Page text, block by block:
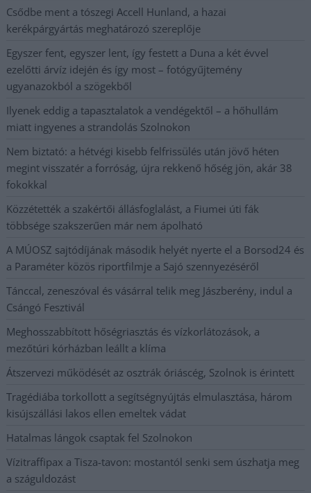
Csődbe ment a tószegi Accell Hunland, a hazai
kerékpárgyártás meghatározó szereplője
Egyszer fent, egyszer lent, így festett a Duna a két évvel
ezelőtti árvíz idején és így most – fotógyűjtemény
ugyanazokból a szögekből
Ilyenek eddig a tapasztalatok a vendégektől – a hőhullám
miatt ingyenes a strandolás Szolnokon
Nem biztató: a hétvégi kisebb felfrissülés után jövő héten
megint visszatér a forróság, újra rekkenő hőség jön, akár 38
fokokkal
Közzétették a szakértői állásfoglalást, a Fiumei úti fák
többsége szakszerűen már nem ápolható
A MÚOSZ sajtódíjának második helyét nyerte el a Borsod24 és
a Paraméter közös riportfilmje a Sajó szennyezéséről
Tánccal, zeneszóval és vásárral telik meg Jászberény, indul a
Csángó Fesztivál
Meghosszabbított hőségriasztás és vízkorlátozások, a
mezőtúri kórházban leállt a klíma
Átszervezi működését az osztrák óriáscég, Szolnok is érintett
Tragédiába torkollott a segítségnyújtás elmulasztása, három
kisújszállási lakos ellen emeltek vádat
Hatalmas lángok csaptak fel Szolnokon
Vízitraffipax a Tisza-tavon: mostantól senki sem úszhatja meg
a száguldozást